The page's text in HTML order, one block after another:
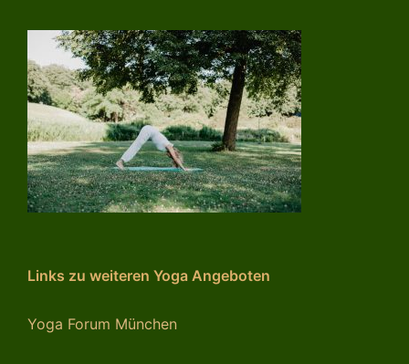
Links zu weiteren Yoga Angeboten
Yoga Forum München